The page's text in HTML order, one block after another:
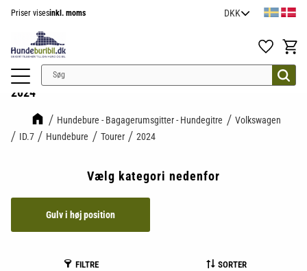
Priser visesinkl. moms
Favoritter
2024
Hundebure - Bagagerumsgitter - Hundegitre
Volkswagen
ID.7
Hundebure Tourer 2024
Vælg kategori nedenfor
Gulv i høj position
FILTRE SORTER